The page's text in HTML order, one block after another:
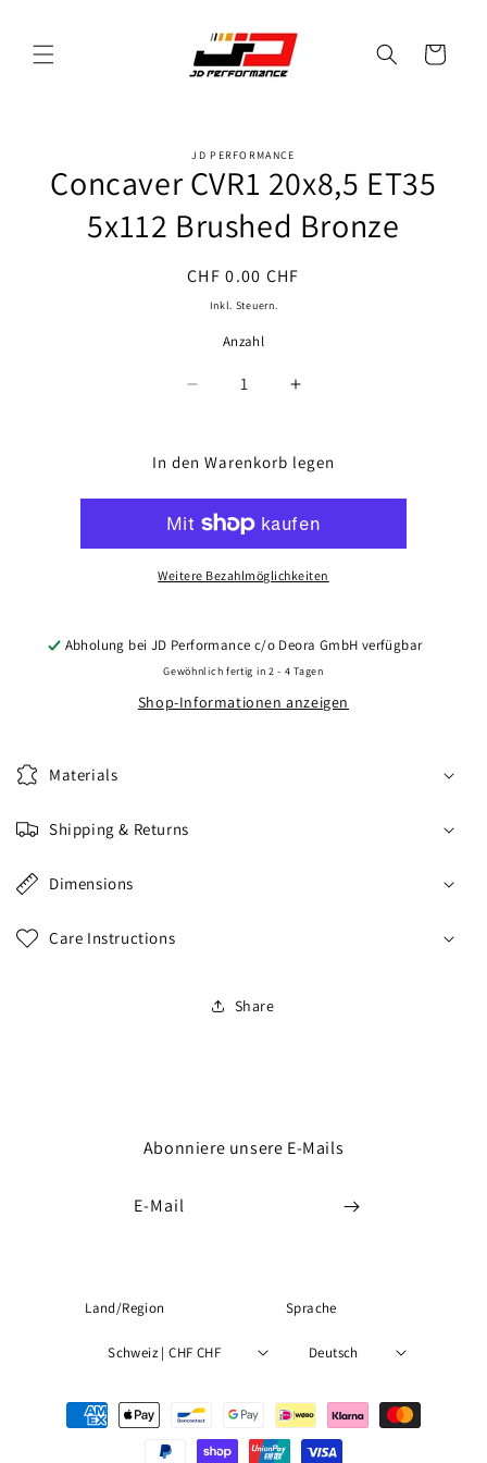
Inhalt
Warenkorb
JD PERFORMANCE
Concaver CVR1 20x8,5 ET35
5x112 Brushed Bronze
Normaler
Preis
CHF 0.00 CHF
Inkl. Steuern.
Anzahl
Anzahl
Verringere
für
CVR1
20x8,5
ET35
5x112
Erhöhe
für
20x8,5
ET35
5x112
In den Warenkorb legen
Weitere Bezahlmöglichkeiten
Abholung bei JD Performance c/o Deora GmbH verfügbar
Gewöhnlich fertig in 2 - 4 Tagen
Shop-Informationen anzeigen
Materials
Shipping & Returns
Dimensions
Care Instructions
Share
Abonniere unsere E-Mails
E-Mail
Land/Region
Schweiz | CHF CHF
Sprache
Deutsch
Zahlungsmethoden